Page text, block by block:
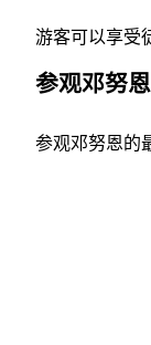
游客可以享受
参观邓努
参观邓努恩的